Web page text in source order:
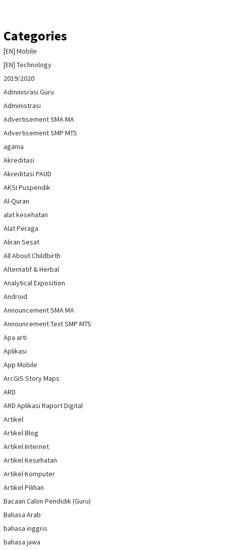
Categories
[EN] Mobile
[EN] Technology
2019/2020
Adminisrasi Guru
Administrasi
Advertisement SMA MA
Advertisement SMP MTS
agama
Akreditasi
Akreditasi PAUD
AKSI Puspendik
Al-Quran
alat kesehatan
Alat Peraga
Aliran Sesat
All About Childbirth
Alternatif & Herbal
Analytical Exposition
Android
Announcement SMA MA
Announcement Text SMP MTS
Apa arti
Aplikasi
App Mobile
ArcGIS Story Maps
ARD
ARD Aplikasi Raport Digital
Artikel
Artikel Blog
Artikel Internet
Artikel Kesehatan
Artikel Komputer
Artikel Pilihan
Bacaan Calon Pendidik (Guru)
Bahasa Arab
bahasa inggris
bahasa jawa